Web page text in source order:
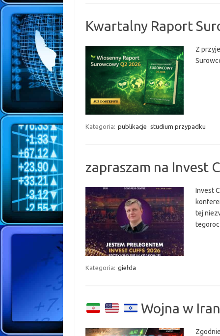
Kwartalny Raport
Z
Kategoria: publikacje studium przypadku
zapraszam na Invest
Invest
tej
Kategoria: giełda
Wojna w